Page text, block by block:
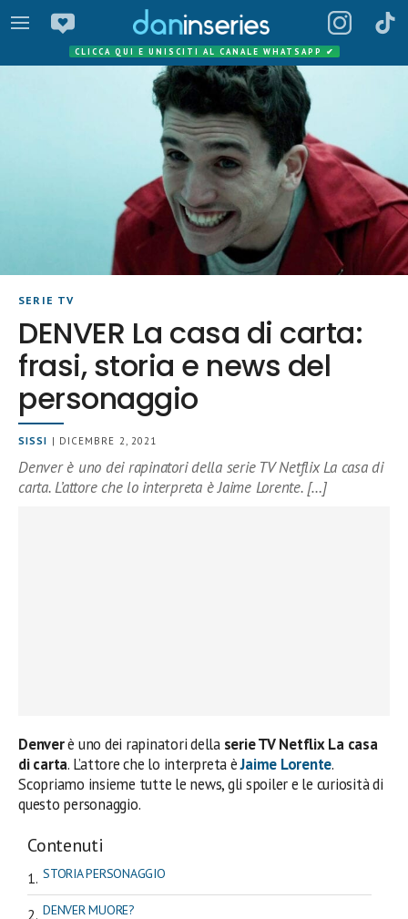
CLICCA QUI E UNISCITI AL CANALE WHATSAPP ✔
SERIE TV
DENVER La casa di carta:
frasi, storia e news del
personaggio
SISSI | DICEMBRE 2, 2021
Denver è uno dei rapinatori della serie TV Netflix La casa di
carta. L’attore che lo interpreta è Jaime Lorente. […]
Denverè uno dei rapinatori della serie TV Netflix La casa
di carta. L’attore che lo interpreta èJaime Lorente.
Scopriamo insieme tutte le news, gli spoiler e le curiosità di
questo personaggio.
Contenuti
STORIA PERSONAGGIO
DENVER MUORE?